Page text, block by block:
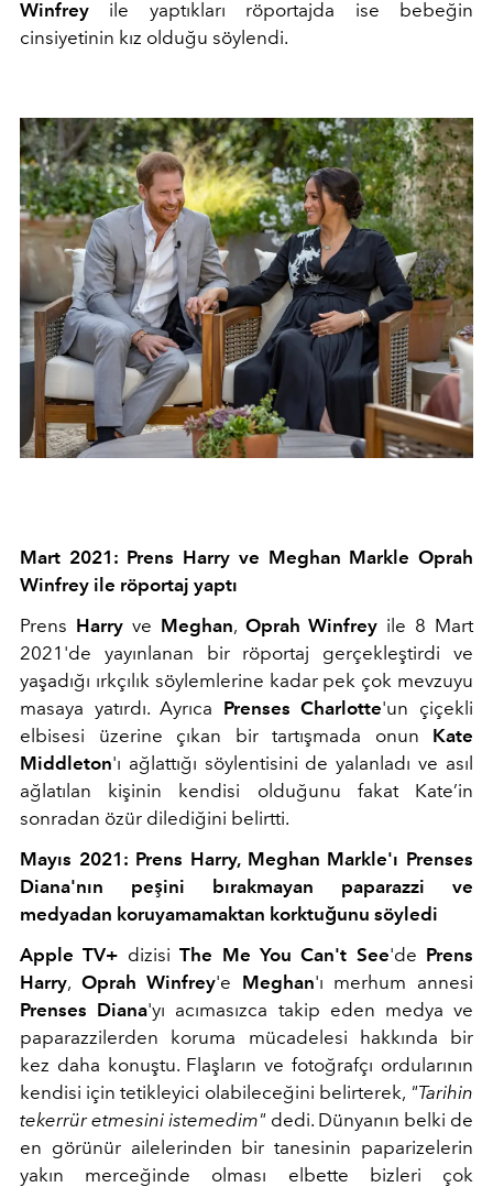
Winfrey ile yaptıkları röportajda ise bebeğin
cinsiyetinin kız olduğu söylendi.
Mart 2021: Prens Harry ve Meghan Markle Oprah
Winfrey ile röportaj yaptı
Prens Harryve Meghan, Oprah Winfrey ile 8 Mart
2021'de yayınlanan bir röportaj gerçekleştirdi ve
yaşadığı ırkçılık söylemlerine kadar pek çok mevzuyu
masaya yatırdı. Ayrıca Prenses Charlotte'un çiçekli
elbisesi üzerine çıkan bir tartışmada onun Kate
Middleton'ı ağlattığı söylentisini de yalanladı ve asıl
ağlatılan kişinin kendisi olduğunu fakat Kate’in
sonradan özür dilediğini belirtti.
Mayıs 2021: Prens Harry, Meghan Markle'ı Prenses
Diana'nın peşini bırakmayan paparazzi ve
medyadan koruyamamaktan korktuğunu söyledi
Apple TV+ dizisiThe Me You Can't See'de Prens
Harry, Oprah Winfrey'e Meghan'ı merhum annesi
Prenses Diana'yı acımasızca takip eden medya ve
paparazzilerden koruma mücadelesi hakkında bir
kez daha konuştu. Flaşların ve fotoğrafçı ordularının
kendisi için tetikleyici olabileceğini belirterek, "Tarihin
tekerrür etmesini istemedim" dedi. Dünyanın belki de
en görünür ailelerinden bir tanesinin paparizelerin
yakın merceğinde olması elbette bizleri çok